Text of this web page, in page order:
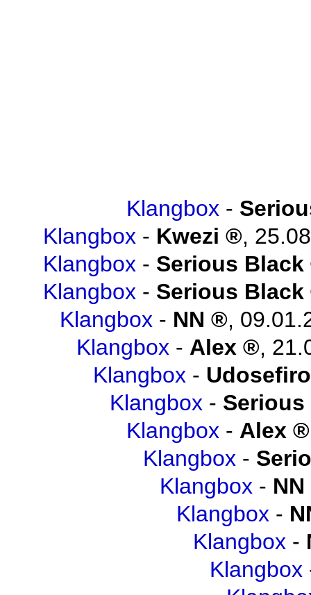
Klangbox -
Klangbox - Kwezi ,
Klangbox - Serious Black
Klangbox - Serious Black
Klangbox - NN ,
Klangbox - Alex ,
Klangbox -
Klangbox -
Klangbox - Alex
Klangbox -
Klangbox - NN
Klangbox -
Klangbox -
Klangbox